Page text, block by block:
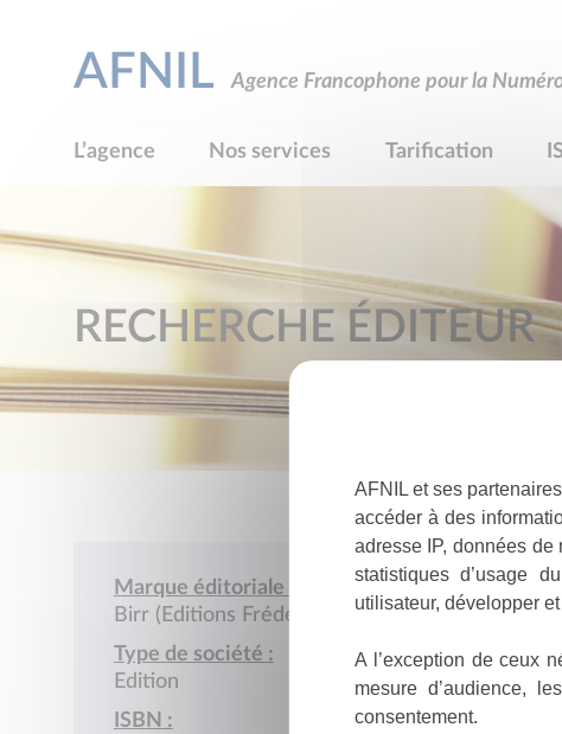
AFNIL Agence Francophone pour la
L’agence Nos services Tarification
RECHERCHE ÉDITEUR
Marque éditoriale :
Birr (Editions Frédéric)
Type de société :
Edition
ISBN :
AFNIL et ses
accéder à des
adresse IP, données
statistiques d’usage
utilisateur, développer
A l’exception de ceux
mesure d’audience,
consentement.